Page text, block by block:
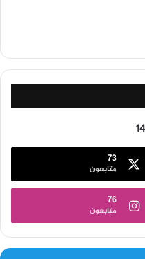
73
متابعون
76
متابعون